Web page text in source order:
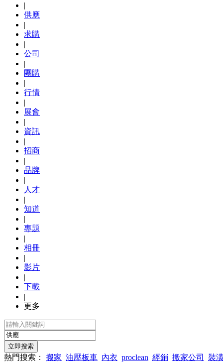
|
供應
|
求購
|
公司
|
團購
|
行情
|
展會
|
資訊
|
招商
|
品牌
|
人才
|
知道
|
專題
|
相冊
|
影片
|
下載
|
更多
熱門搜索： 搬家 油壓板車 內衣 proclean 經銷 搬家公司 裝